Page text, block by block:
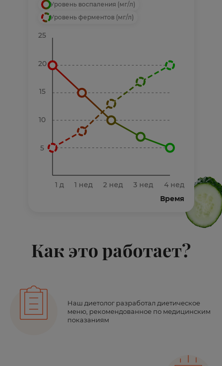
Уровень воспаления (мг/л)
Уровень ферментов (мг/л)
5
10
15
20
25
1 д 1 нед 2 нед 3 нед
4 нед
Время
Как это работает?
Наш диетолог разработал диетическое
меню, рекомендованное по медицинским
показаниям